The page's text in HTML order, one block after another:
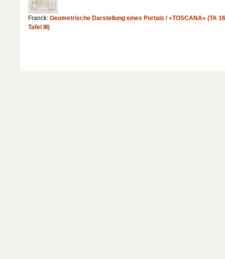
Franck: Geometrische Darstellung eines Portals / »TOSCANA« (TA
Tafel III)